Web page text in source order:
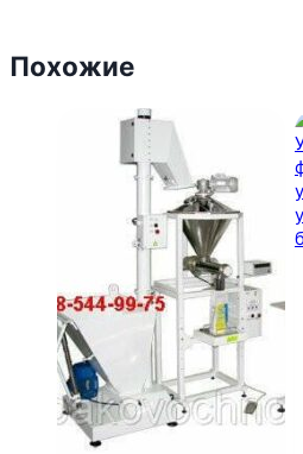
Похожие